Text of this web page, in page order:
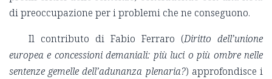
di preoccupazione per i problemi che ne conseguono.
Il contributo di Fabio Ferraro (Diritto dell’unione
europea e concessioni demaniali: più luci o più ombre nelle
sentenze gemelle dell’adunanza plenaria?) approfondisce i